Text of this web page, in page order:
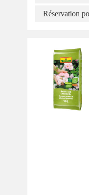
Réservation